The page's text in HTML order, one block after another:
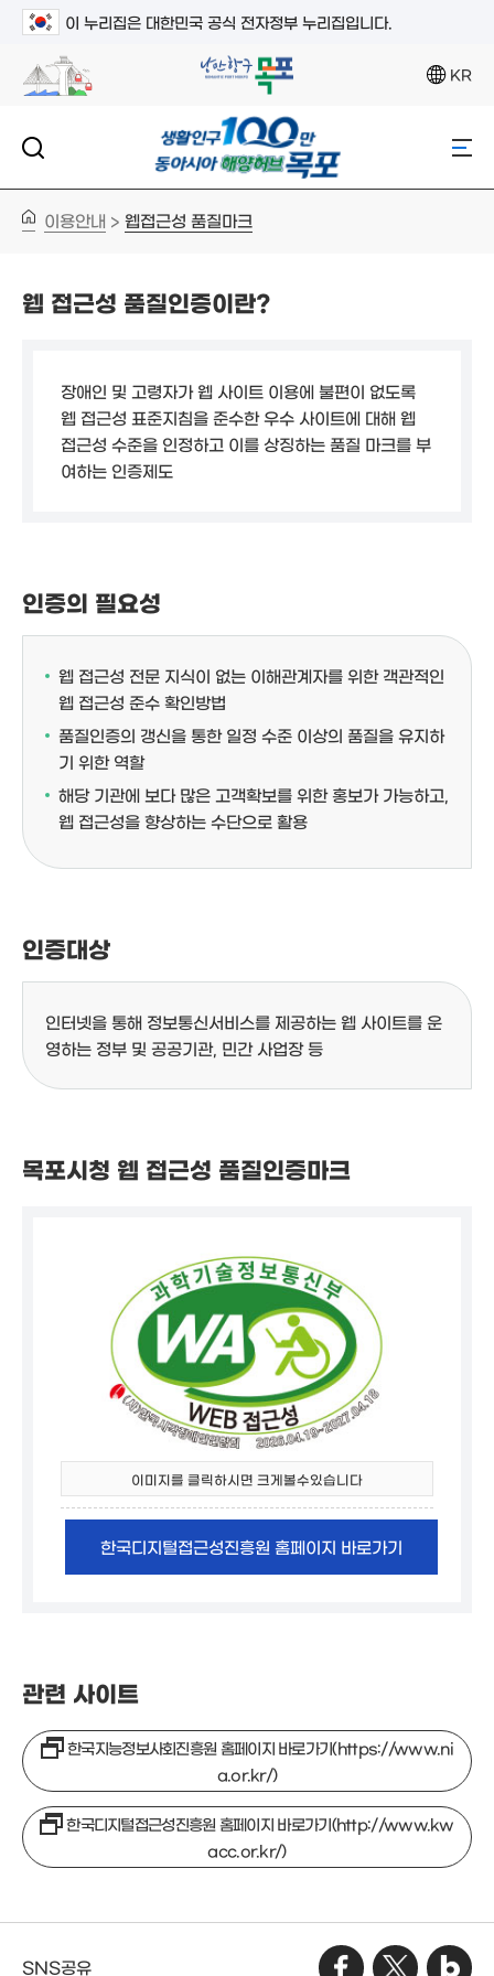
이 누리집은 대한민국 공식 전자정부 누리집입니다.
KR
이용안내 > 웹접근성 품질마크
웹 접근성 품질인증이란?
장애인 및 고령자가 웹 사이트 이용에 불편이 없도록
웹 접근성 표준지침을 준수한 우수 사이트에 대해 웹
접근성 수준을 인정하고 이를 상징하는 품질 마크를 부
여하는 인증제도
인증의 필요성
웹 접근성 전문 지식이 없는 이해관계자를 위한 객관적인
웹 접근성 준수 확인방법
품질인증의 갱신을 통한 일정 수준 이상의 품질을 유지하
기 위한 역할
해당 기관에 보다 많은 고객확보를 위한 홍보가 가능하고,
웹 접근성을 향상하는 수단으로 활용
인증대상
인터넷을 통해 정보통신서비스를 제공하는 웹 사이트를 운
영하는 정부 및 공공기관, 민간 사업장 등
목포시청 웹 접근성 품질인증마크
이미지를 클릭하시면 크게볼수있습니다
한국디지털접근성진흥원 홈페이지 바로가기
관련 사이트
한국지능정보사회진흥원 홈페이지 바로가기(https://www.ni
a.or.kr/)
한국디지털접근성진흥원 홈페이지 바로가기(http://www.kw
acc.or.kr/)
SNS공유